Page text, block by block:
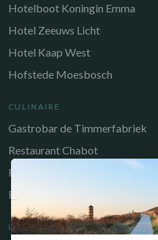
Hotelboot Koningin Emma
Hotel Zeeuws Licht
Hotel Kaap West
Hofstede Moesbosch
CULINAIRE
Gastrobar de Timmerfabriek
Restaurant Chabot
Restaurant Catch
Brasserie de Walvis
LIENS UTILES